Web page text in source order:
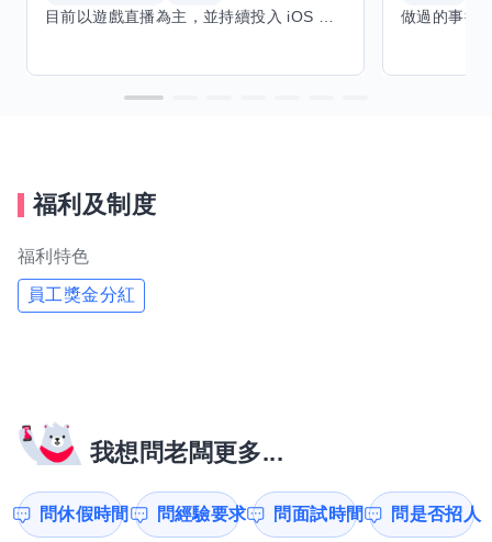
福利及制度
福利特色
員工獎金分紅
我想問老闆更多...
問休假時間 問經驗要求 問面試時間 問是否招人